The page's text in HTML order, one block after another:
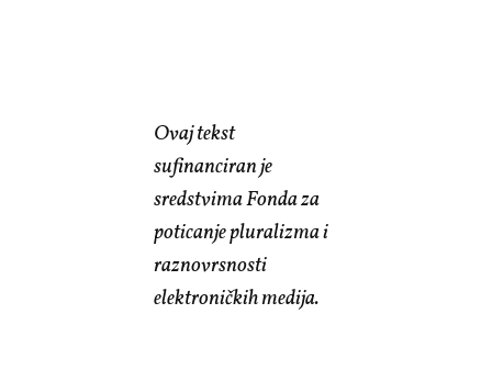
Ovaj tekst
sufinanciran je
sredstvima Fonda za
poticanje pluralizma i
raznovrsnosti
elektroničkih medija.